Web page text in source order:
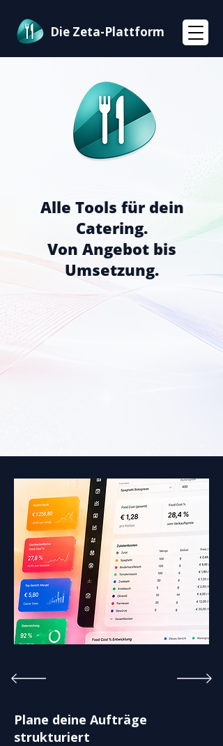
Die Zeta-Plattform
Alle Tools für dein
Catering.
Von Angebot bis
Umsetzung.
Plane deine Aufträge
strukturiert